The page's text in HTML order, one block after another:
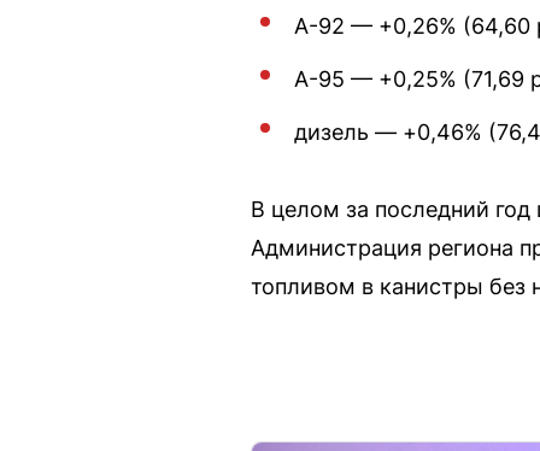
А-92 — +0,26% (64,60
А-95 — +0,25% (71,69
дизель — +0,46%
В целом за последний
Администрация региона
топливом в канистры без